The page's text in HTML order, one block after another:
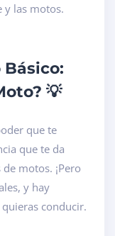
y las motos.
Básico:
💡
que te
que te da
motos. ¡Pero
y hay
conducir.